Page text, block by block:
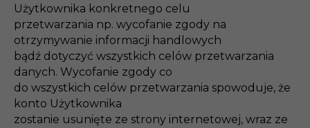
Użytkownika konkretnego celu
przetwarzania np. wycofanie zgody na
otrzymywanie informacji handlowych
bądź dotyczyć wszystkich celów przetwarzania
danych. Wycofanie zgody co
do wszystkich celów przetwarzania spowoduje, że
konto Użytkownika
zostanie usunięte ze strony internetowej, wraz ze